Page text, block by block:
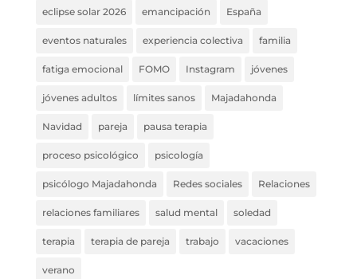
eclipse solar 2026 emancipación España
eventos naturales experiencia colectiva familia
fatiga emocional FOMO Instagram jóvenes
jóvenes adultos límites sanos Majadahonda
Navidad pareja pausa terapia
proceso psicológico psicología
psicólogo Majadahonda Redes sociales Relaciones
relaciones familiares salud mental soledad
terapia terapia de pareja trabajo vacaciones
verano